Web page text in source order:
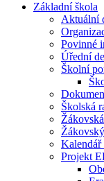
Základní škola
Aktuální
Povinné
Úřední
Školní
Školská
Kalendář
Projekt